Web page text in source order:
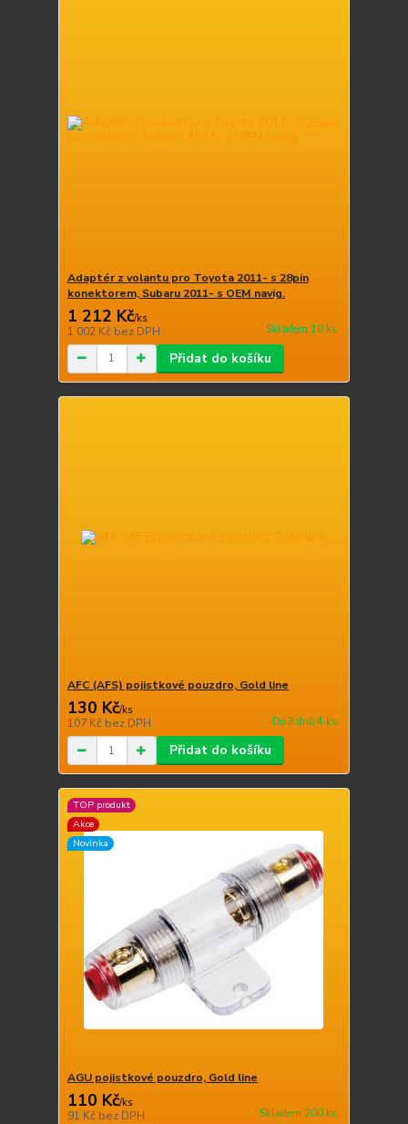
Adaptér z volantu pro Toyota 2011- s 28pin
konektorem, Subaru 2011- s OEM navig.
1 212 Kč/ks
1 002 Kč bez DPH Skladem 10 ks
Přidat do košíku
AFC (AFS) pojistkové pouzdro, Gold line
130 Kč/ks
107 Kč bez DPH Do 3 dnů 4 ks
Přidat do košíku
TOP produkt
Akce
Novinka
AGU pojistkové pouzdro, Gold line
110 Kč/ks
91 Kč bez DPH Skladem 200 ks